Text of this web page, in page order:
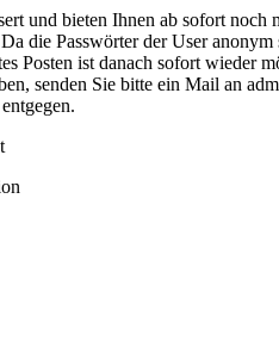
und bieten Ihnen ab sofort
die Passwörter der User
Posten ist danach sofort wieder
senden Sie bitte ein Mail an